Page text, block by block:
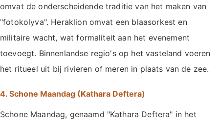
omvat de onderscheidende traditie van het maken van
"fotokolyva". Heraklion omvat een blaasorkest en
militaire wacht, wat formaliteit aan het evenement
toevoegt. Binnenlandse regio's op het vasteland voeren
het ritueel uit bij rivieren of meren in plaats van de zee.
4. Schone Maandag (Kathara Deftera)
Schone Maandag, genaamd "Kathara Deftera" in het